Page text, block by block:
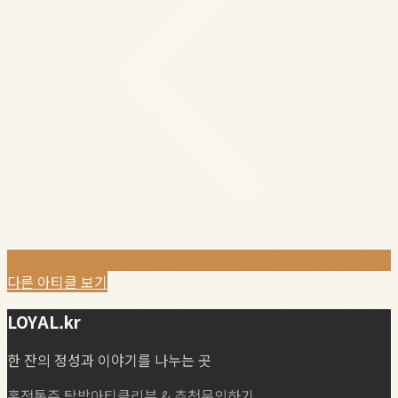
다른 아티클 보기
LOYAL.kr
한 잔의 정성과 이야기를 나누는 곳